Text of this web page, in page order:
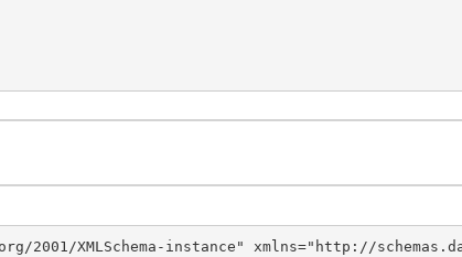
2001/XMLSchema-instance" xmlns="http://